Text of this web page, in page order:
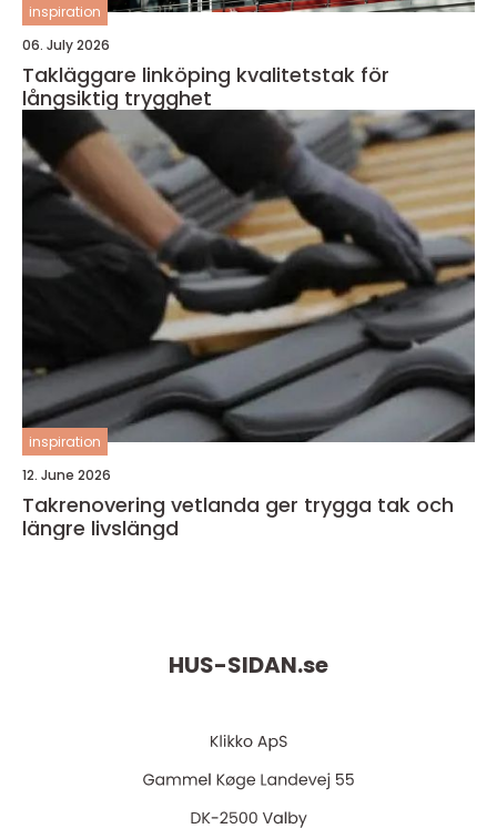
inspiration
06. July 2026
Takläggare linköping kvalitetstak för
långsiktig trygghet
inspiration
12. June 2026
Takrenovering vetlanda ger trygga tak och
längre livslängd
HUS-SIDAN.se